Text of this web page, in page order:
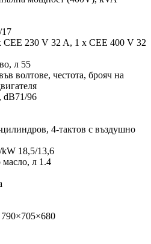
CEE 230 V 32 A, 1 x CEE 400 V 32
л 55
волтове, честота, брояч на
96
4-тактов с въздушно
18,5/13,6
масло, л 1.4